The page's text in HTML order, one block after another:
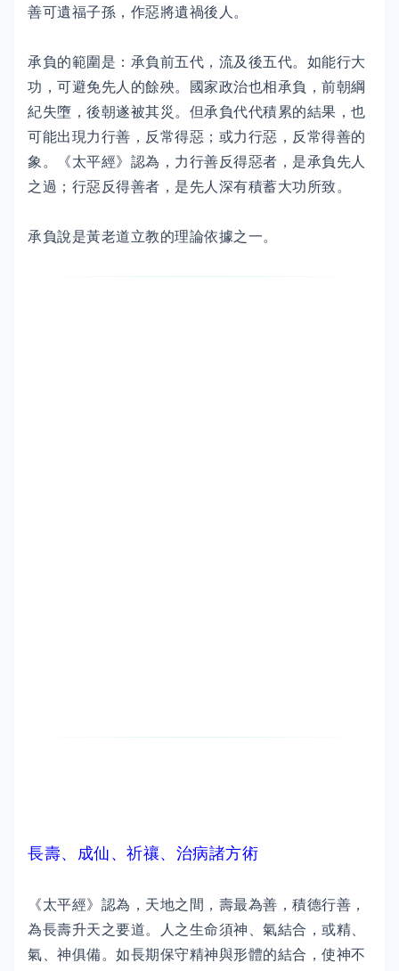
善可遺福子孫，作惡將遺禍後人。
承負的範圍是：承負前五代，流及後五代。如能行大
功，可避免先人的餘殃。國家政治也相承負，前朝綱
紀失墮，後朝遂被其災。但承負代代積累的結果，也
可能出現力行善，反常得惡；或力行惡，反常得善的
象。《太平經》認為，力行善反得惡者，是承負先人
之過；行惡反得善者，是先人深有積蓄大功所致。
承負說是黃老道立教的理論依據之一。
長壽、成仙、祈禳、治病諸方術
《太平經》認為，天地之間，壽最為善，積德行善，
為長壽升天之要道。人之生命須神、氣結合，或精、
氣、神俱備。如長期保守精神與形體的結合，使神不